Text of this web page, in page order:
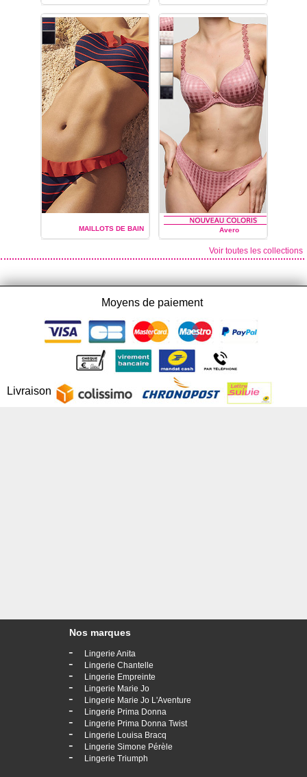
MARIE JO MARIE JO
MAILLOTS DE BAIN Avero
MARIE JO
Voir toutes les collections
Moyens de paiement
Livraison
Nos marques
- Lingerie Anita
- Lingerie Chantelle
- Lingerie Empreinte
- Lingerie Marie Jo
- Lingerie Marie Jo L'Aventure
- Lingerie Prima Donna
- Lingerie Prima Donna Twist
- Lingerie Louisa Bracq
- Lingerie Simone Pérèle
- Lingerie Triumph